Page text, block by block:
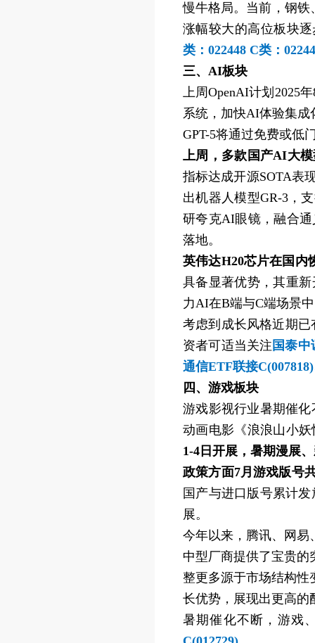
慢牛格局。当前，钢铁
涨幅较大的高位板块
类：022448 C类：
三、AI板块
上周OpenAI计划2025
系统，加快AI体验集成
GPT-5将通过免费或低
上周，多款国产AI大
指标达成开源SOTA表
出机器人模型GR-3，
研夸克AI眼镜，融合
落地。
英伟达H20芯片在国内
具备显著优势，其重
力AI在B端与C端场景
考虑到成长风格近期
资者可适当关注 国泰中
通信ETF联接
四、游戏板块
游戏影视行业暑期催
动画电影《浪浪山小
1-4日开展，暑期漫展
政策方面7月游戏版号
国产与进口版号累计
展。
今年以来，腾讯、网易
中型厂商提供了宝贵
整更多源于市场结构性
长优势，展现出更高的
暑期催化不断，游戏